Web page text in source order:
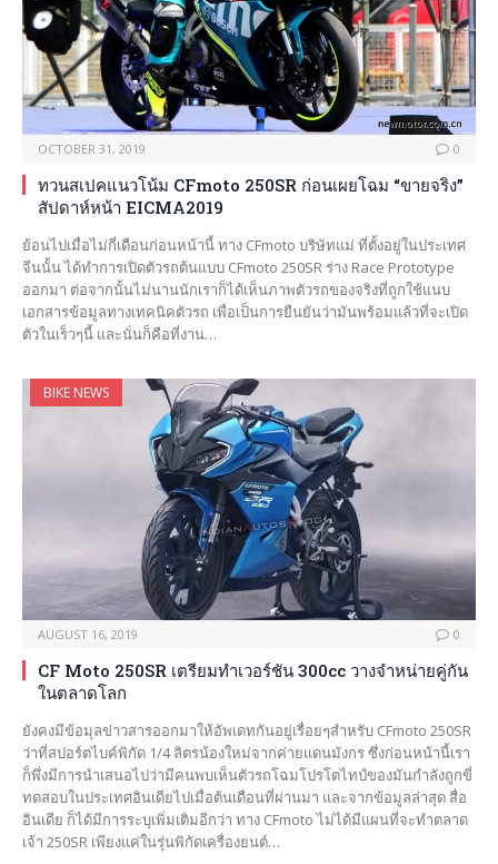
OCTOBER 31, 2019 0
ทวนสเปคแนวโน้ม CFmoto 250SR ก่อนเผยโฉม “ขายจริง”
สัปดาห์หน้า EICMA2019
ย้อนไปเมื่อไม่กี่เดือนก่อนหน้านี้ ทาง CFmoto บริษัทแม่ ที่ตั้งอยู่ในประเทศ
จีนนั้น ได้ทำการเปิดตัวรถต้นแบบ CFmoto 250SR ร่าง Race Prototype
ออกมา ต่อจากนั้นไม่นานนักเราก็ได้เห็นภาพตัวรถของจริงที่ถูกใช้แนบ
เอกสารข้อมูลทางเทคนิคตัวรถ เพื่อเป็นการยืนยันว่ามันพร้อมแล้วที่จะเปิด
ตัวในเร็วๆนี้ และนั่นก็คือที่งาน…
BIKE NEWS
AUGUST 16, 2019 0
CF Moto 250SR เตรียมทำเวอร์ชัน 300cc วางจำหน่ายคู่กัน
ในตลาดโลก
ยังคงมีข้อมุลข่าวสารออกมาให้อัพเดทกันอยู่เรื่อยๆสำหรับ CFmoto 250SR
ว่าที่สปอร์ตไบค์พิกัด 1/4 ลิตรน้องใหม่จากค่ายแดนมังกร ซึ่งก่อนหน้านี้เรา
ก็พึ่งมีการนำเสนอไปว่ามีคนพบเห็นตัวรถโฉมโปรโตไทป์ของมันกำลังถูกขี่
ทดสอบในประเทศอินเดียไปเมื่อต้นเดือนที่ผ่านมา และจากข้อมูลล่าสุด สื่อ
อินเดีย ก็ได้มีการระบุเพิ่มเติมอีกว่า ทาง CFmoto ไม่ได้มีแผนที่จะทำตลาด
เจ้า 250SR เพียงแค่ในรุ่นพิกัดเครื่องยนต์…